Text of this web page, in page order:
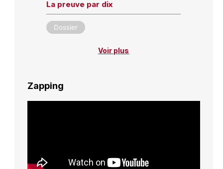
La preuve par dix
Dossier
Voir plus
Zapping